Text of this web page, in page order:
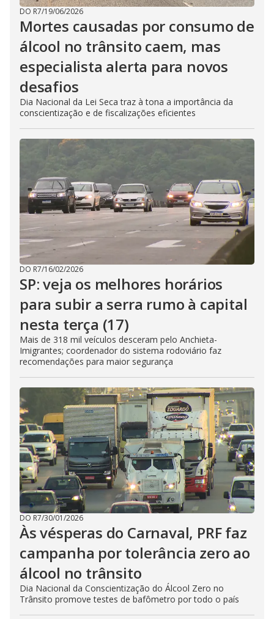
DO R7/19/06/2026
Mortes causadas por consumo de
álcool no trânsito caem, mas
especialista alerta para novos
desafios
Dia Nacional da Lei Seca traz à tona a importância da
conscientização e de fiscalizações eficientes
DO R7/16/02/2026
SP: veja os melhores horários
para subir a serra rumo à capital
nesta terça (17)
Mais de 318 mil veículos desceram pelo Anchieta-
Imigrantes; coordenador do sistema rodoviário faz
recomendações para maior segurança
DO R7/30/01/2026
Às vésperas do Carnaval, PRF faz
campanha por tolerância zero ao
álcool no trânsito
Dia Nacional da Conscientização do Álcool Zero no
Trânsito promove testes de bafômetro por todo o país